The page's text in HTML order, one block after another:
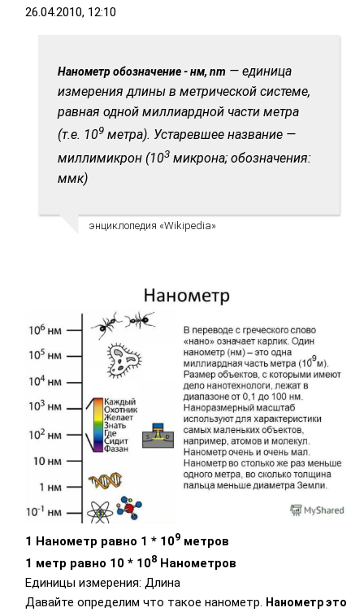
26.04.2010, 12:10
Нанометр обозначение - нм, nm — единица
измерения длины в метрической системе,
равная одной миллиардной части метра
(т.е. 109метра). Устаревшее название —
миллимикрон (103микрона; обозначения:
ммк)
энциклопедия «Wikipedia»
1 Нанометр равно 1 * 109метров
1 метр равно 10 * 108Нанометров
Единицы измерения: Длина
Давайте определим что такое нанометр. Нанометр это